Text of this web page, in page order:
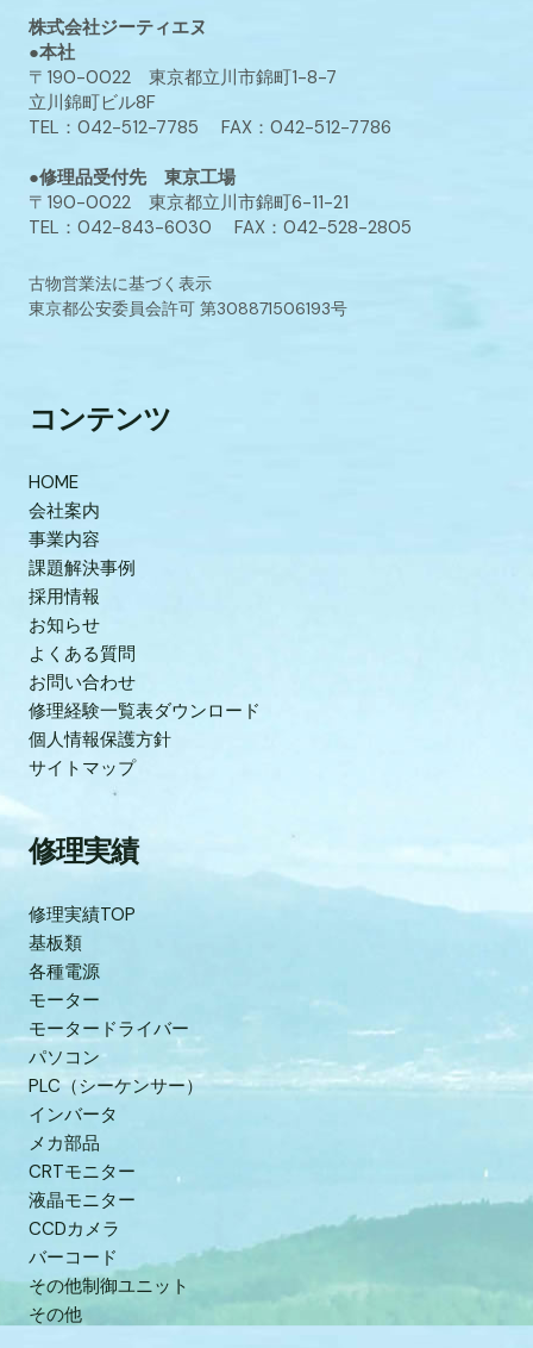
株式会社ジーティエヌ
●本社
〒190-0022 東京都立川市錦町1-8-7
立川錦町ビル8F
TEL：042-512-7785 FAX：042-512-7786
●修理品受付先 東京工場
〒190-0022 東京都立川市錦町6-11-21
TEL：042-843-6030 FAX：042-528-2805
古物営業法に基づく表示
東京都公安委員会許可 第308871506193号
コンテンツ
HOME
会社案内
事業内容
課題解決事例
採用情報
お知らせ
よくある質問
お問い合わせ
修理経験一覧表ダウンロード
個人情報保護方針
サイトマップ
修理実績
修理実績TOP
基板類
各種電源
モーター
モータードライバー
パソコン
PLC（シーケンサー）
インバータ
メカ部品
CRTモニター
液晶モニター
CCDカメラ
バーコード
その他制御ユニット
その他